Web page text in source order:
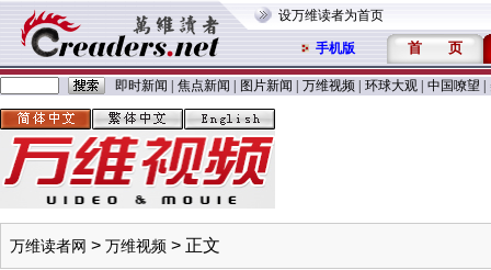
设万维读者为首页
手机版 首 页
即时新闻 焦点新闻 图片新闻 万维视频 环球大观 中国嘹望
万维读者网 > 万维视频 > 正文